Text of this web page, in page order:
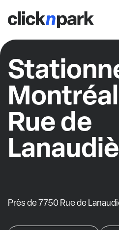
Rue de
Près de 7750 Rue de